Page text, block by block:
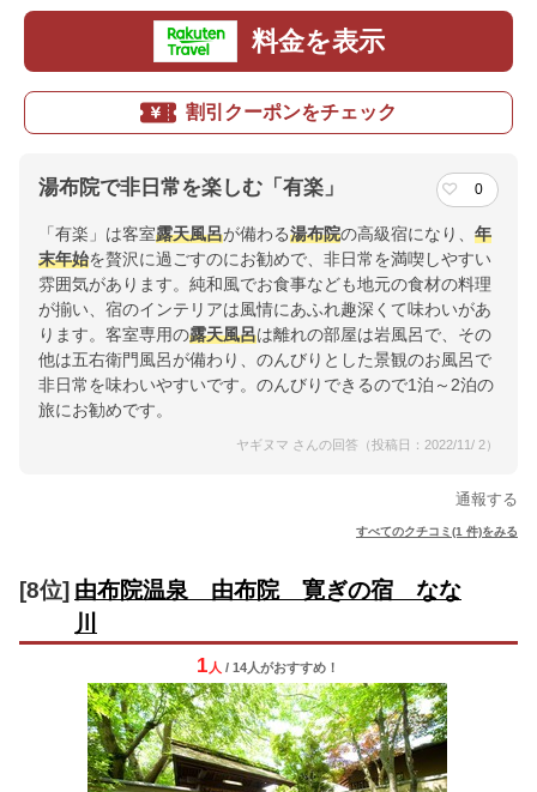
料金を表示
割引クーポンをチェック
湯布院で非日常を楽しむ「有楽」 0
「有楽」は客室露天風呂が備わる湯布院の高級宿になり、 年
末年始を贅沢に過ごすのにお勧めで、非日常を満喫しやすい
雰囲気があります。純和風でお食事なども地元の食材の料理
が揃い、宿のインテリアは風情にあふれ趣深くて味わいがあ
ります。客室専用の露天風呂は離れの部屋は岩風呂で、その
他は五右衛門風呂が備わり、のんびりとした景観のお風呂で
非日常を味わいやすいです。のんびりできるので1泊～2泊の
旅にお勧めです。
ヤギヌマ さんの回答（投稿日：2022/11/ 2）
通報する
すべてのクチコミ(1 件)をみる
[8位] 由布院温泉 由布院 寛ぎの宿 なな
川
1 人 / 14人がおすすめ！